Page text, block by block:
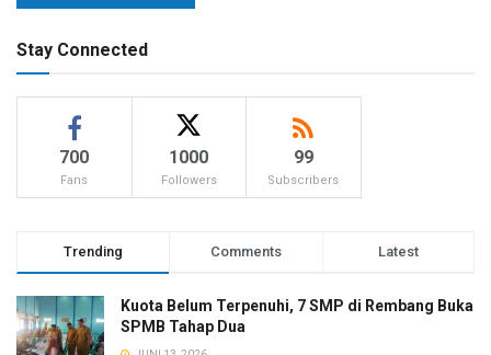
Stay Connected
700
Fans
1000
Followers
99
Subscribers
Trending Comments Latest
Kuota Belum Terpenuhi, 7 SMP di Rembang Buka
SPMB Tahap Dua